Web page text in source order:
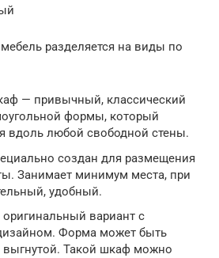
разделяется на виды по
— привычный, классический
формы, который
вдоль любой свободной стены.
создан для размещения
Занимает минимум места, при
удобный.
вариант с
Форма может быть
выгнутой. Такой шкаф можно